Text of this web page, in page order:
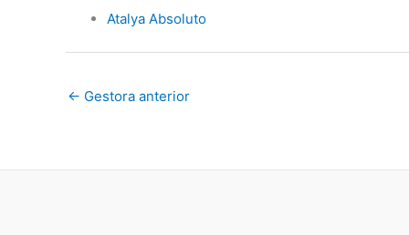
Atalya Absoluto
← Gestora anterior